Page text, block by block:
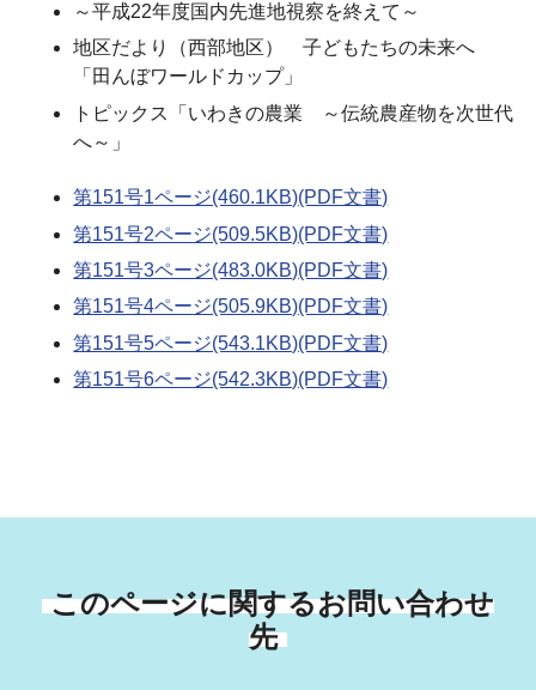
～平成22年度国内先進地視察を終えて～
地区だより（西部地区） 子どもたちの未来へ
「田んぼワールドカップ」
トピックス「いわきの農業 ～伝統農産物を次世代
へ～」
第151号1ページ(460.1KB)(PDF文書)
第151号2ページ(509.5KB)(PDF文書)
第151号3ページ(483.0KB)(PDF文書)
第151号4ページ(505.9KB)(PDF文書)
第151号5ページ(543.1KB)(PDF文書)
第151号6ページ(542.3KB)(PDF文書)
このページに関するお問い合わせ
先